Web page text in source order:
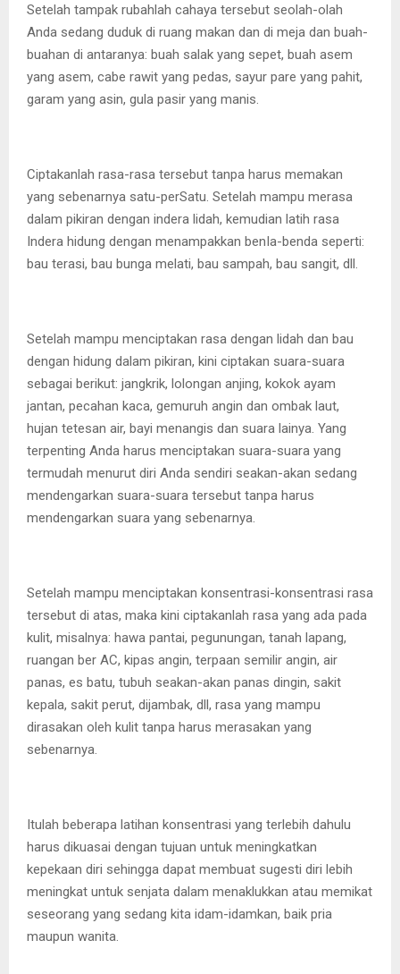
Setelah tampak rubahlah cahaya tersebut seolah-olah
Anda sedang duduk di ruang makan dan di meja dan buah-
buahan di antaranya: buah salak yang sepet, buah asem
yang asem, cabe rawit yang pedas, sayur pare yang pahit,
garam yang asin, gula pasir yang manis.
Ciptakanlah rasa-rasa tersebut tanpa harus memakan
yang sebenarnya satu-perSatu. Setelah mampu merasa
dalam pikiran dengan indera lidah, kemudian latih rasa
Indera hidung dengan menampakkan benIa-benda seperti:
bau terasi, bau bunga melati, bau sampah, bau sangit, dll.
Setelah mampu menciptakan rasa dengan lidah dan bau
dengan hidung dalam pikiran, kini ciptakan suara-suara
sebagai berikut: jangkrik, lolongan anjing, kokok ayam
jantan, pecahan kaca, gemuruh angin dan ombak laut,
hujan tetesan air, bayi menangis dan suara lainya. Yang
terpenting Anda harus menciptakan suara-suara yang
termudah menurut diri Anda sendiri seakan-akan sedang
mendengarkan suara-suara tersebut tanpa harus
mendengarkan suara yang sebenarnya.
Setelah mampu menciptakan konsentrasi-konsentrasi rasa
tersebut di atas, maka kini ciptakanlah rasa yang ada pada
kulit, misalnya: hawa pantai, pegunungan, tanah lapang,
ruangan ber AC, kipas angin, terpaan semilir angin, air
panas, es batu, tubuh seakan-akan panas dingin, sakit
kepala, sakit perut, dijambak, dll, rasa yang mampu
dirasakan oleh kulit tanpa harus merasakan yang
sebenarnya.
Itulah beberapa latihan konsentrasi yang terlebih dahulu
harus dikuasai dengan tujuan untuk meningkatkan
kepekaan diri sehingga dapat membuat sugesti diri lebih
meningkat untuk senjata dalam menaklukkan atau memikat
seseorang yang sedang kita idam-idamkan, baik pria
maupun wanita.